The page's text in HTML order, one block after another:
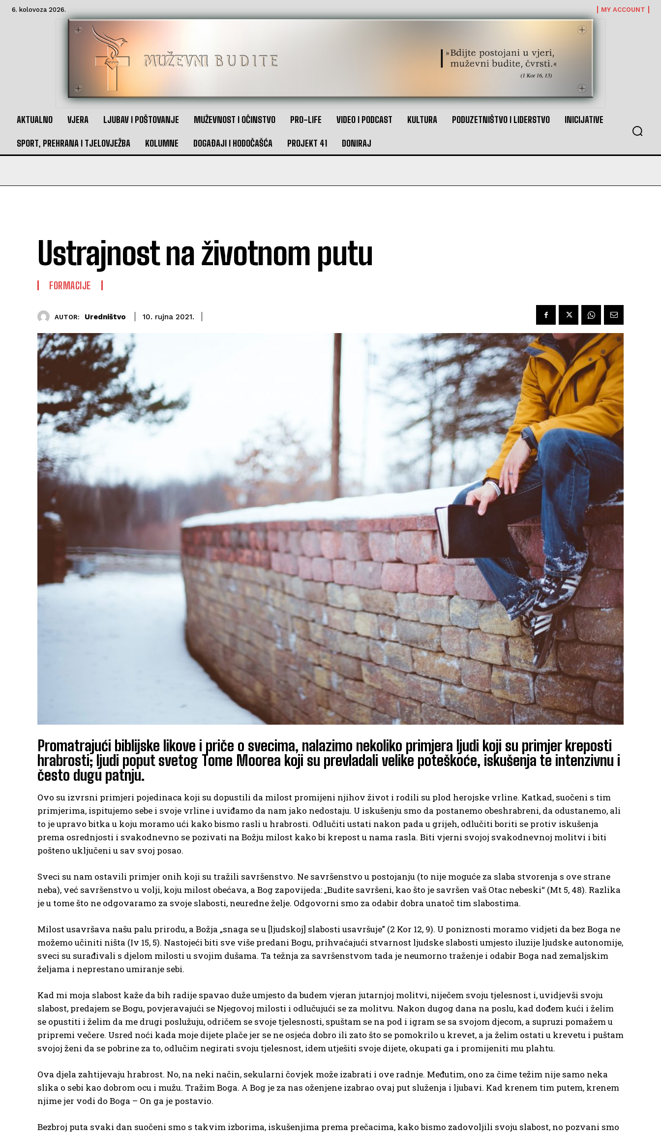
6. kolovoza 2026. MY ACCOUNT
AKTUALNO VJERA LJUBAV I POŠTOVANJE MUŽEVNOST I OČINSTVO PRO-LIFE VIDEO I PODCAST KULTURA PODUZETNIŠTVO I LIDERSTVO INICIJATIVE
SPORT, PREHRANA I TJELOVJEŽBA KOLUMNE DOGAĐAJI I HODOČAŠĆA PROJEKT 41 DONIRAJ
Ustrajnost na životnom putu
FORMACIJE
AUTOR: Uredništvo 10. rujna 2021.
Promatrajući biblijske likove i priče o svecima, nalazimo nekoliko primjera ljudi koji su primjer kreposti
hrabrosti; ljudi poput svetog Tome Moorea koji su prevladali velike poteškoće, iskušenja te intenzivnu i
često dugu patnju.
Ovo su izvrsni primjeri pojedinaca koji su dopustili da milost promijeni njihov život i rodili su plod herojske vrline. Katkad, suočeni s tim
primjerima, ispitujemo sebe i svoje vrline i uviđamo da nam jako nedostaju. U iskušenju smo da postanemo obeshrabreni, da odustanemo, ali
to je upravo bitka u koju moramo ući kako bismo rasli u hrabrosti. Odlučiti ustati nakon pada u grijeh, odlučiti boriti se protiv iskušenja
prema osrednjosti i svakodnevno se pozivati ​​na Božju milost kako bi krepost u nama rasla. Biti vjerni svojoj svakodnevnoj molitvi i biti
pošteno uključeni u sav svoj posao.
Sveci su nam ostavili primjer onih koji su tražili savršenstvo. Ne savršenstvo u postojanju (to nije moguće za slaba stvorenja s ove strane
neba), već savršenstvo u volji, koju milost obećava, a Bog zapovijeda: „Budite savršeni, kao što je savršen vaš Otac nebeski“ (Mt 5, 48). Razlika
je u tome što ne odgovaramo za svoje slabosti, neuredne želje. Odgovorni smo za odabir dobra unatoč tim slabostima.
Milost usavršava našu palu prirodu, a Božja „snaga se u [ljudskoj] slabosti usavršuje” (2 Kor 12, 9). U poniznosti moramo vidjeti da bez Boga ne
možemo učiniti ništa (Iv 15, 5). Nastojeći biti sve više predani Bogu, prihvaćajući stvarnost ljudske slabosti umjesto iluzije ljudske autonomije,
sveci su surađivali s djelom milosti u svojim dušama. Ta težnja za savršenstvom tada je neumorno traženje i odabir Boga nad zemaljskim
željama i neprestano umiranje sebi.
Kad mi moja slabost kaže da bih radije spavao duže umjesto da budem vjeran jutarnjoj molitvi, niječem svoju tjelesnost i, uvidjevši svoju
slabost, predajem se Bogu, povjeravajući se Njegovoj milosti i odlučujući se za molitvu. Nakon dugog dana na poslu, kad dođem kući i želim
se opustiti i želim da me drugi poslužuju, odričem se svoje tjelesnosti, spuštam se na pod i igram se sa svojom djecom, a supruzi pomažem u
pripremi večere. Usred noći kada moje dijete plače jer se ne osjeća dobro ili zato što se pomokrilo u krevet, a ja želim ostati u krevetu i puštam
svojoj ženi da se pobrine za to, odlučim negirati svoju tjelesnost, idem utješiti svoje dijete, okupati ga i promijeniti mu plahtu.
Ova djela zahtijevaju hrabrost. No, na neki način, sekularni čovjek može izabrati i ove radnje. Međutim, ono za čime težim nije samo neka
slika o sebi kao dobrom ocu i mužu. Tražim Boga. A Bog je za nas oženjene izabrao ovaj put služenja i ljubavi. Kad krenem tim putem, krenem
njime jer vodi do Boga – On ga je postavio.
Bezbroj puta svaki dan suočeni smo s takvim izborima, iskušenjima prema prečacima, kako bismo zadovoljili svoju slabost, no pozvani smo